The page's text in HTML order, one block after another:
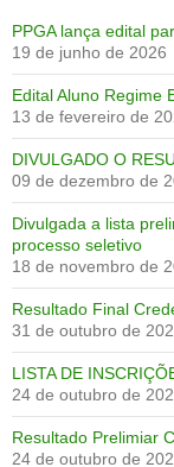
PPGA lança edital
19 de junho de 2026
Edital Aluno Regime
13 de fevereiro de
DIVULGADO O
09 de dezembro de
Divulgada a lista
processo seletivo
18 de novembro de
Resultado Final
31 de outubro de
LISTA DE
24 de outubro de
Resultado Prelimiar
24 de outubro de